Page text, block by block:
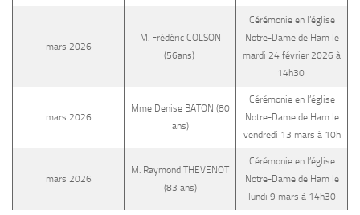
mars 2026
M. Frédéric COLSON
(56ans)
Cérémonie en l’église
Notre-Dame de Ham le
mardi 24 février 2026 à
14h30
mars 2026
Mme Denise BATON (80
ans)
Cérémonie en l’église
Notre-Dame de Ham le
vendredi 13 mars à 10h
mars 2026
M. Raymond THEVENOT
(83 ans)
Cérémonie en l’église
Notre-Dame de Ham le
lundi 9 mars à 14h30